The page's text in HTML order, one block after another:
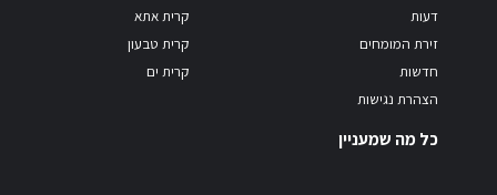
דעות
זירת המומחים
חדשות
הצהרת נגישות
קרית אתא
קרית טבעון
קרית ים
כל מה שמעניין